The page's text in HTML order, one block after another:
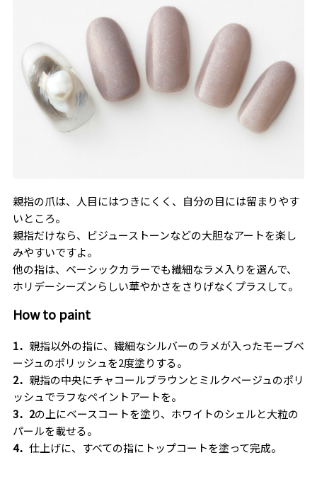
親指の爪は、人目にはつきにくく、自分の目には留まりやす
いところ。
親指だけなら、ビジューストーンなどの大胆なアートを楽し
みやすいですよ。
他の指は、ベーシックカラーでも繊細なラメ入りを選んで、
ホリデーシーズンらしい華やかさをさりげなくプラスして。
How to paint
1． 親指以外の指に、繊細なシルバーのラメが入ったモーブベ
ージュのポリッシュを2度塗りする。
2． 親指の中央にチャコールブラウンとミルクベージュのポリ
ッシュでラフなペイントアートを。
3．2の上にベースコートを塗り、ホワイトのシェルと大粒の
パールを載せる。
4． 仕上げに、すべての指にトップコートを塗って完成。